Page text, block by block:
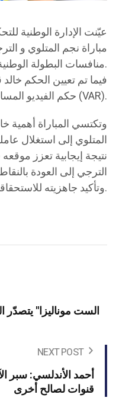
عيّنت الإدارة الوطنية
مباراة نجم المتلوي و
منافسات البطولة الوطنية.
فيما تم تعيين الحكم
حكم الفيديو المساعد (VAR).
وتكتسي المباراة أهمية
المتلوي إلى استغلال
نتيجة إيجابية تعزز
الترجي إلى العودة
وتأكيد جاهزيته للاستحقاقات القادمة.
NEXT POST
أحمد الأندلسي: سبر
قنوات لصالح أخرى